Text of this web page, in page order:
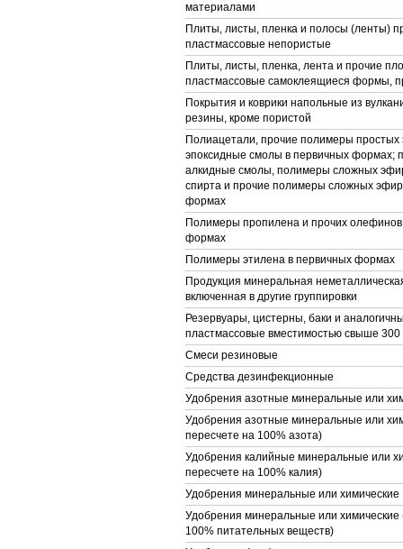
материалами
Плиты, листы, пленка и полосы (ленты)
пластмассовые непористые
Плиты, листы, пленка, лента и прочие
пластмассовые самоклеящиеся формы,
Покрытия и коврики напольные из
резины, кроме пористой
Полиацетали, прочие полимеры простых
эпоксидные смолы в первичных формах;
алкидные смолы, полимеры сложных
спирта и прочие полимеры сложных
формах
Полимеры пропилена и прочих
формах
Полимеры этилена в первичных формах
Продукция минеральная
включенная в другие группировки
Резервуары, цистерны, баки и
пластмассовые вместимостью свыше 300
Смеси резиновые
Средства дезинфекционные
Удобрения азотные минеральные или
Удобрения азотные минеральные или
пересчете на 100% азота)
Удобрения калийные минеральные или
пересчете на 100% калия)
Удобрения минеральные или химические
Удобрения минеральные или химические
100% питательных веществ)